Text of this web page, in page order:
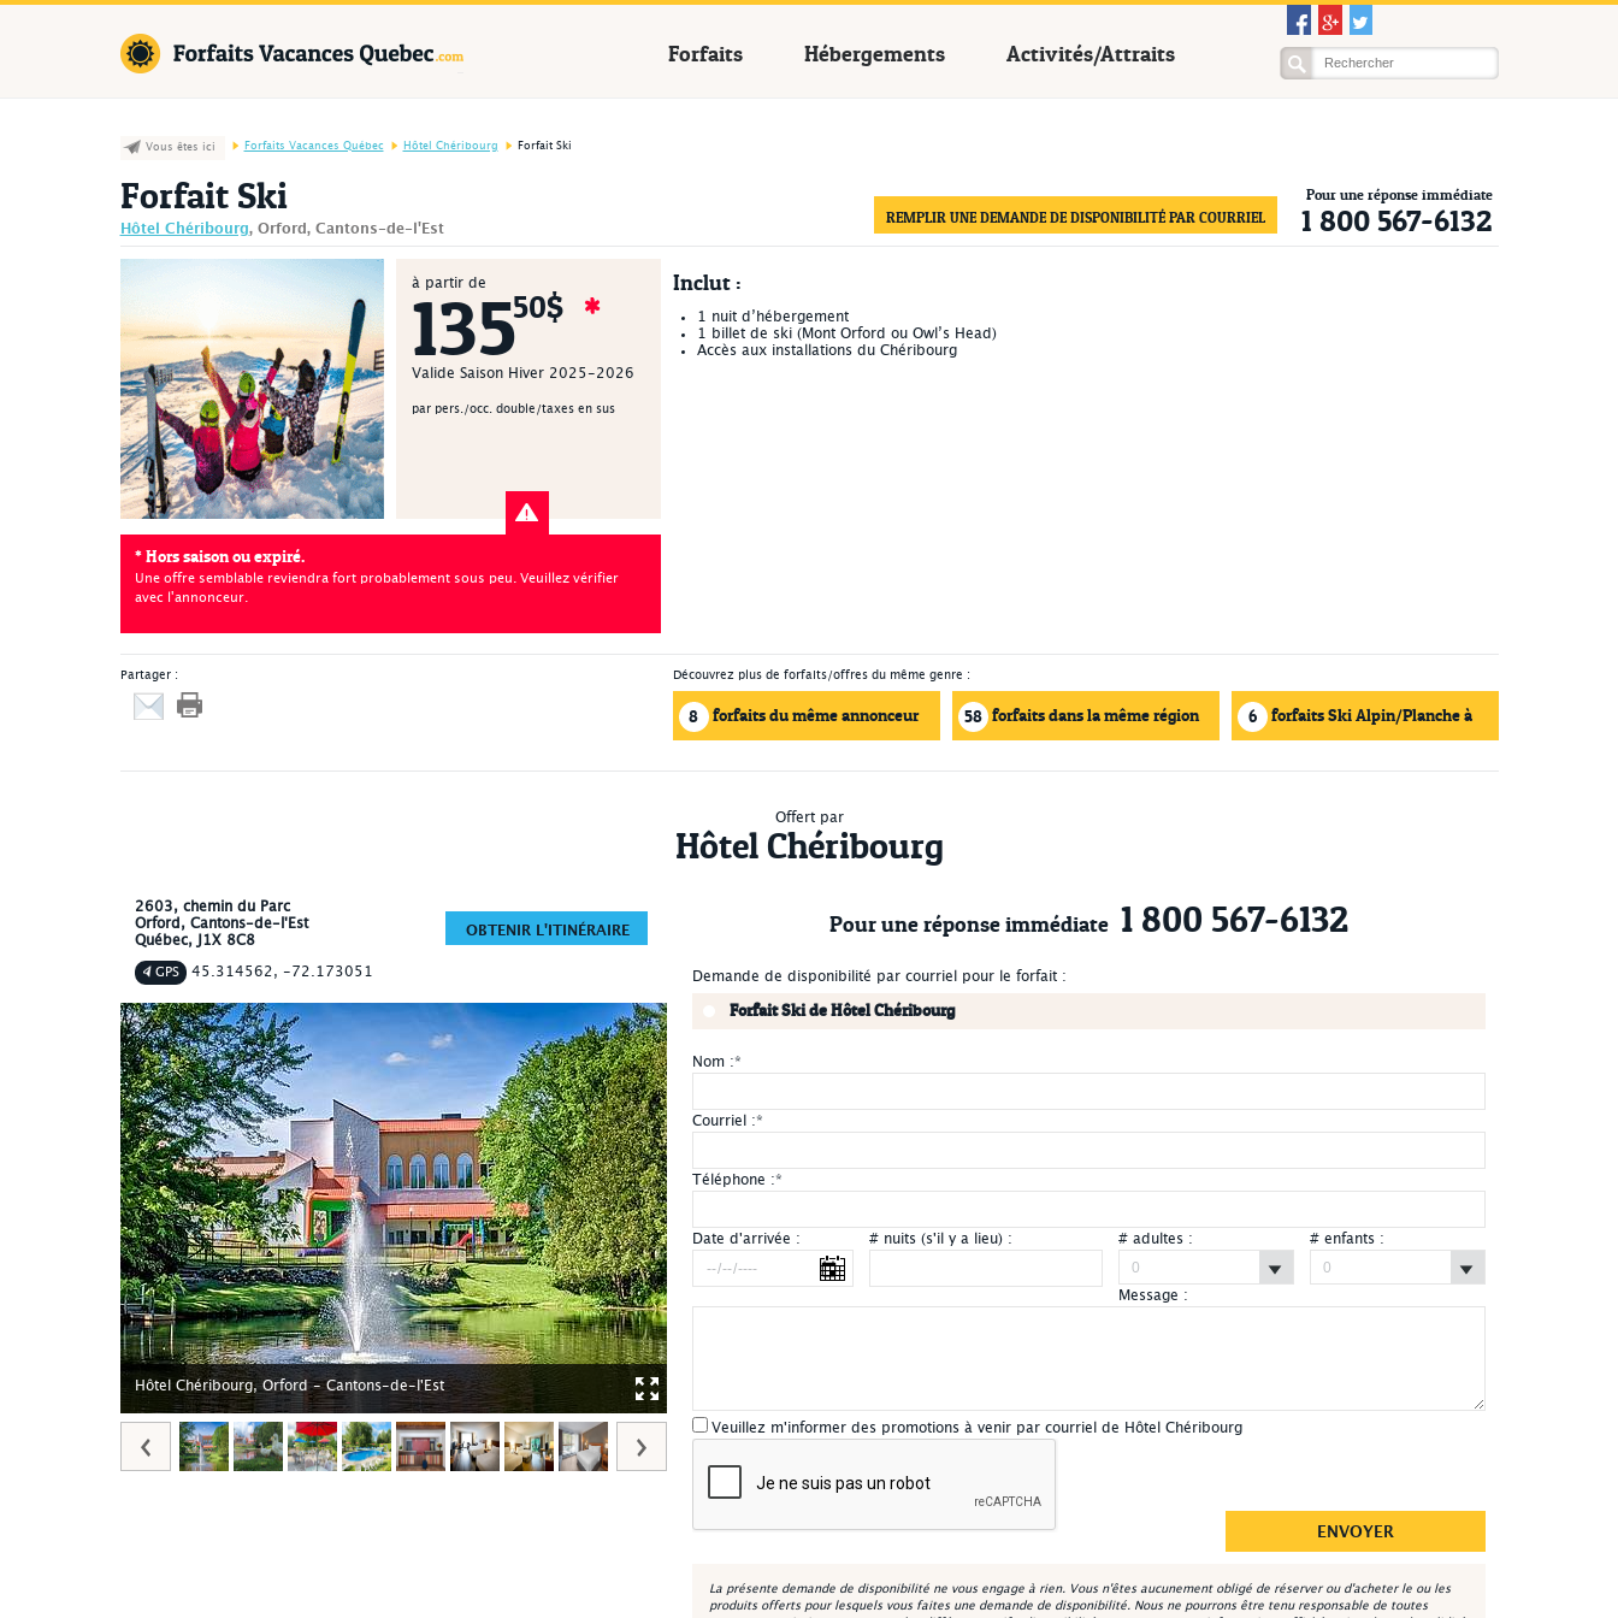
Forfaits Hébergements Activités/Attraits
Vous êtes ici Forfaits Vacances Québec Hôtel Chéribourg Forfait Ski
Forfait Ski
Hôtel Chéribourg, Orford, Cantons-de-l'Est
Pour une réponse immédiate
1 800 567-6132
REMPLIR UNE DEMANDE DE DISPONIBILITÉ PAR COURRIEL
à partir de
13550$
Valide Saison Hiver 2025-2026
par pers./occ. double/taxes en sus
* Hors saison ou expiré.
Une offre semblable reviendra fort probablement sous peu. Veuillez vérifier
avec l'annonceur.
Inclut :
1 nuit d’hébergement
1 billet de ski (Mont Orford ou Owl’s Head)
Accès aux installations du Chéribourg
Partager : Découvrez plus de forfaits/offres du même genre :
8 forfaits du même annonceur 58 forfaits dans la même région 6 forfaits Ski Alpin/Planche à
Offert par
Hôtel Chéribourg
2603, chemin du Parc
Orford , Cantons-de-l'Est
Québec, J1X 8C8
GPS 45.314562, -72.173051
OBTENIR L'ITINÉRAIRE
Hôtel Chéribourg, Orford - Cantons-de-l'Est
Pour une réponse immédiate 1 800 567-6132
Demande de disponibilité par courriel pour le forfait :
Forfait Ski de Hôtel Chéribourg
Nom :*
Courriel :*
Téléphone :*
Date d'arrivée : # nuits (s'il y a lieu) : # adultes : # enfants :
Message :
Veuillez m'informer des promotions à venir par courriel de Hôtel Chéribourg
La présente demande de disponibilité ne vous engage à rien. Vous n'êtes aucunement obligé de réserver ou d'acheter le ou les
produits offerts pour lesquels vous faites une demande de disponibilité. Nous ne pourrons être tenu responsable de toutes